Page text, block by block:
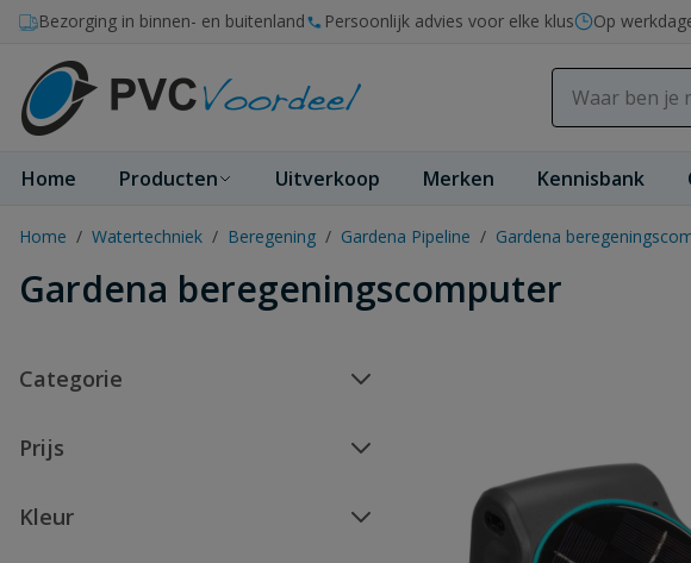
Ga naar de inhoud
Bezorging in binnen- en buitenland Persoonlijk advies voor elke klus Op
Home Producten Uitverkoop Merken Kennisbank
Home / Watertechniek / Beregening / Gardena Pipeline / Gardena
Gardena beregeningscomputer
Categorie
Prijs
Kleur